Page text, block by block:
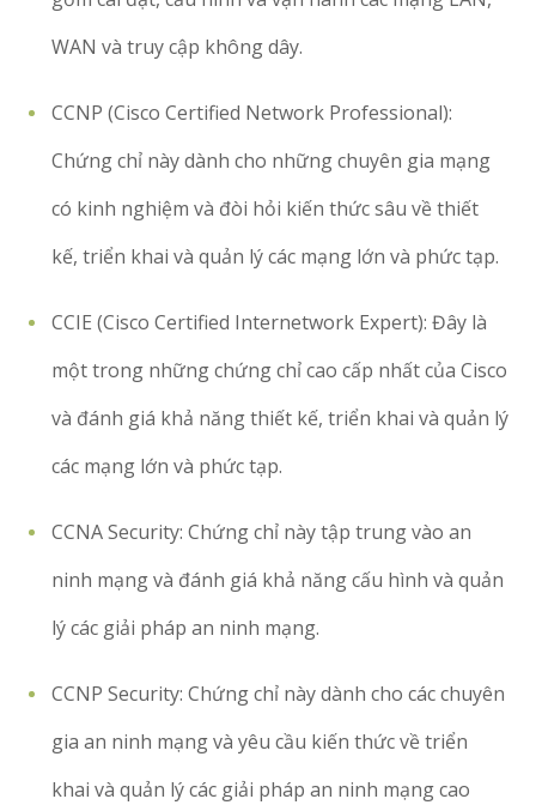
Microsoft 365 Certified: Security
Các
lĩnh
khác
Microsoft Certified: Power Platform App
Maker Associate
Business Central Functional Consultant
Associate
Microsoft Certified: Professional
WAN và truy cập không dây.
CCNP (Cisco Certified Network Professional):
Chứng chỉ này dành cho những chuyên gia mạng
có kinh nghiệm và đòi hỏi kiến thức sâu về thiết
kế, triển khai và quản lý các mạng lớn và phức tạp.
CCIE (Cisco Certified Internetwork Expert): Đây là
một trong những chứng chỉ cao cấp nhất của Cisco
và đánh giá khả năng thiết kế, triển khai và quản lý
các mạng lớn và phức tạp.
CCNA Security: Chứng chỉ này tập trung vào an
ninh mạng và đánh giá khả năng cấu hình và quản
lý các giải pháp an ninh mạng.
CCNP Security: Chứng chỉ này dành cho các chuyên
gia an ninh mạng và yêu cầu kiến thức về triển
khai và quản lý các giải pháp an ninh mạng cao